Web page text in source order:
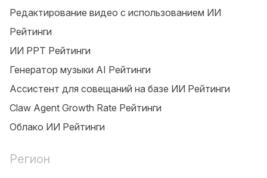
Редактирование видео с использованием ИИ
Рейтинги
ИИ PPT Рейтинги
Генератор музыки AI Рейтинги
Ассистент для совещаний на базе ИИ Рейтинги
Claw Agent Growth Rate Рейтинги
Облако ИИ Рейтинги
Регион